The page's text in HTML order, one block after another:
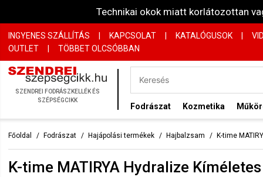
Technikai okok miatt korlátozottan
INGYENES SZÁLLÍTÁS KAPCSOLAT KATALÓGUSOK
OUTLET
| TÖBBET OLCSÓBBAN
SZENDREI FODRÁSZKELLÉK ÉS
SZÉPSÉGCIKK
Fodrászat Kozmetika
Főoldal Fodrászat Hajápolási termékek Hajbalzsam K-time
K-time MATIRYA Hydralize